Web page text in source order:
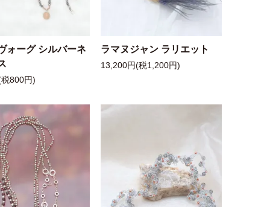
ォーグ シルバーネ
800円)
ラマヌジャン ラリエット
13,200円(税1,200円)